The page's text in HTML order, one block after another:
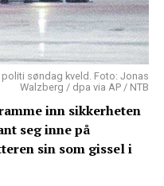
søndag kveld. Foto: Jonas
Walzberg / dpa via AP / NTB
inn sikkerheten
seg inne på
sin som gissel i